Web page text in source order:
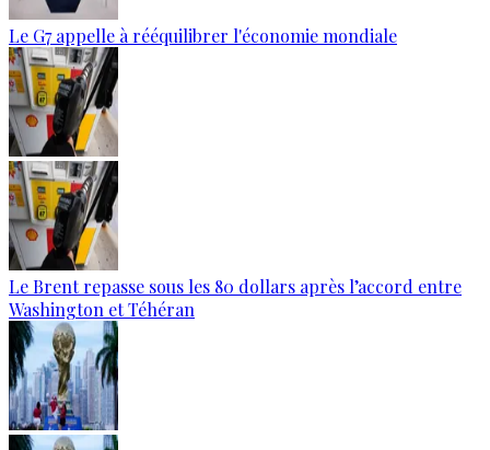
Le G7 appelle à rééquilibrer l'économie mondiale
Le Brent repasse sous les 80 dollars après l’accord entre
Washington et Téhéran